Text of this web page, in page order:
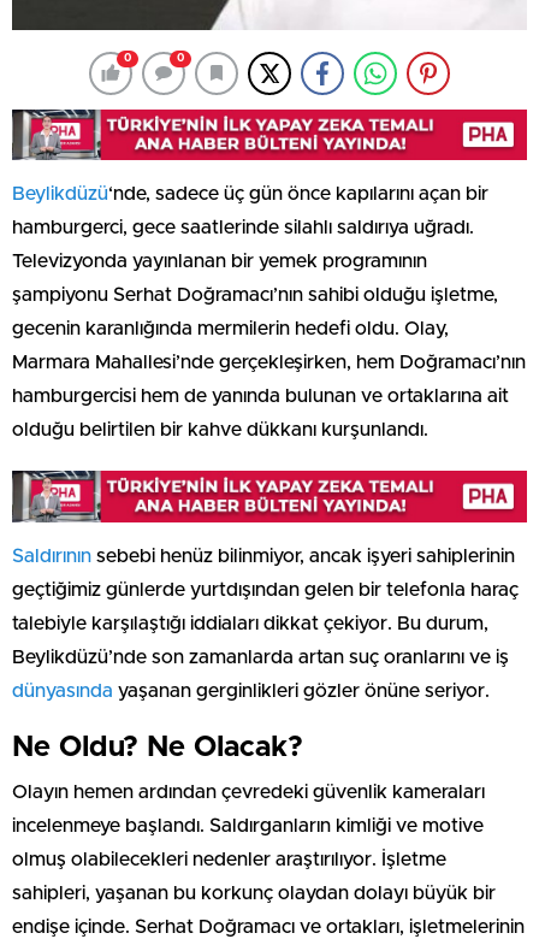
0 0
Beylikdüzü‘nde, sadece üç gün önce kapılarını açan bir
hamburgerci, gece saatlerinde silahlı saldırıya uğradı.
Televizyonda yayınlanan bir yemek programının
şampiyonu Serhat Doğramacı’nın sahibi olduğu işletme,
gecenin karanlığında mermilerin hedefi oldu. Olay,
Marmara Mahallesi’nde gerçekleşirken, hem Doğramacı’nın
hamburgercisi hem de yanında bulunan ve ortaklarına ait
olduğu belirtilen bir kahve dükkanı kurşunlandı.
Saldırının sebebi henüz bilinmiyor, ancak işyeri sahiplerinin
geçtiğimiz günlerde yurtdışından gelen bir telefonla haraç
talebiyle karşılaştığı iddiaları dikkat çekiyor. Bu durum,
Beylikdüzü’nde son zamanlarda artan suç oranlarını ve iş
dünyasında yaşanan gerginlikleri gözler önüne seriyor.
Ne Oldu? Ne Olacak?
Olayın hemen ardından çevredeki güvenlik kameraları
incelenmeye başlandı. Saldırganların kimliği ve motive
olmuş olabilecekleri nedenler araştırılıyor. İşletme
sahipleri, yaşanan bu korkunç olaydan dolayı büyük bir
endişe içinde. Serhat Doğramacı ve ortakları, işletmelerinin